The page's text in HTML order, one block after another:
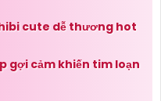
cute dễ thương hot
gợi cảm khiến tim loạn